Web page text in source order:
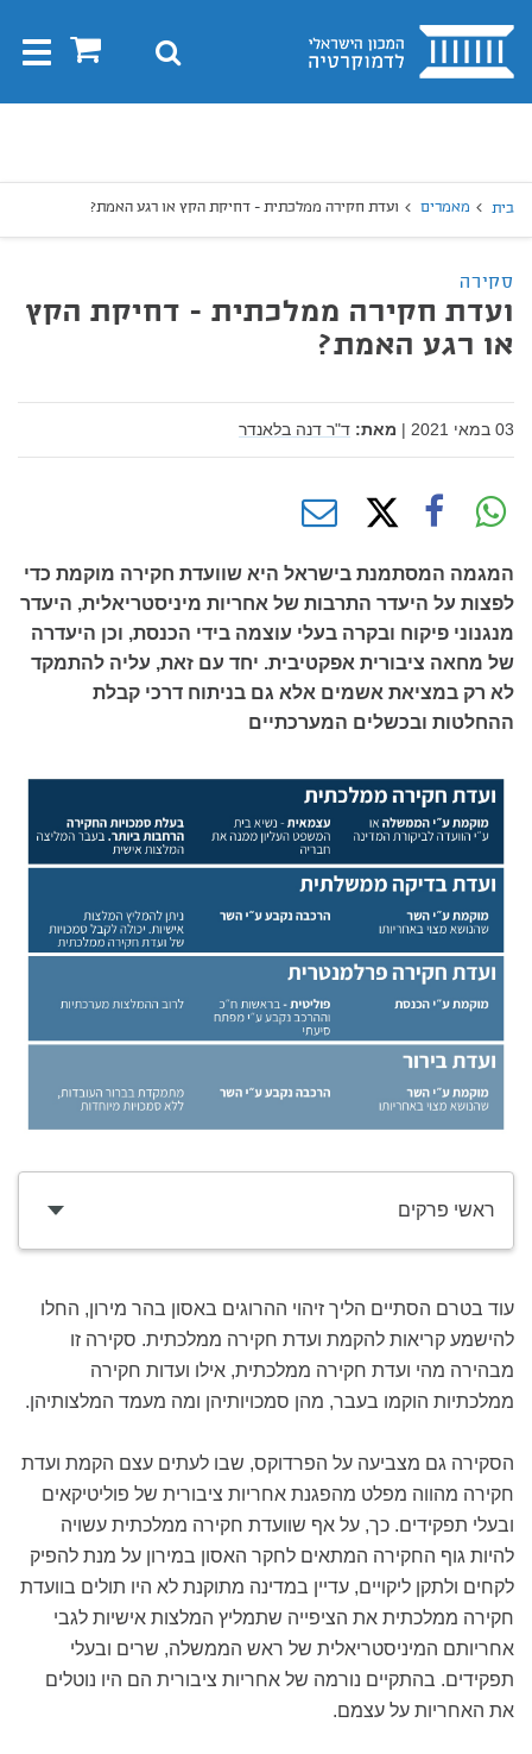
בית 0 חיפוש
בית מאמרים ועדת חקירה ממלכתית - דחיקת הקץ או רגע האמת?
סקירה
ועדת חקירה ממלכתית - דחיקת הקץ
או רגע האמת?
03 במאי 2021 | מאת: ד"ר דנה בלאנדר
המגמה המסתמנת בישראל היא שוועדת חקירה מוקמת כדי
לפצות על היעדר התרבות של אחריות מיניסטריאלית, היעדר
מנגנוני פיקוח ובקרה בעלי עוצמה בידי הכנסת, וכן היעדרה
של מחאה ציבורית אפקטיבית. יחד עם זאת, עליה להתמקד
לא רק במציאת אשמים אלא גם בניתוח דרכי קבלת
ההחלטות ובכשלים המערכתיים
ראשי פרקים
עוד בטרם הסתיים הליך זיהוי ההרוגים באסון בהר מירון, החלו
להישמע קריאות להקמת ועדת חקירה ממלכתית. סקירה זו
מבהירה מהי ועדת חקירה ממלכתית, אילו ועדות חקירה
ממלכתיות הוקמו בעבר, מהן סמכויותיהן ומה מעמד המלצותיהן.
הסקירה גם מצביעה על הפרדוקס, שבו לעתים עצם הקמת ועדת
חקירה מהווה מפלט מהפגנת אחריות ציבורית של פוליטיקאים
ובעלי תפקידים. כך, על אף שוועדת חקירה ממלכתית עשויה
להיות גוף החקירה המתאים לחקר האסון במירון על מנת להפיק
לקחים ולתקן ליקויים, עדיין במדינה מתוקנת לא היו תולים בוועדת
חקירה ממלכתית את הציפייה שתמליץ המלצות אישיות לגבי
אחריותם המיניסטריאלית של ראש הממשלה, שרים ובעלי
תפקידים. בהתקיים נורמה של אחריות ציבורית הם היו נוטלים
את האחריות על עצמם.